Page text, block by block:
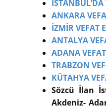
ANKARA
İZMİR VEFAT
ANTALYA
ADANA
TRABZON
KÜTAHYA
Sözcü İlan
Akdeniz-